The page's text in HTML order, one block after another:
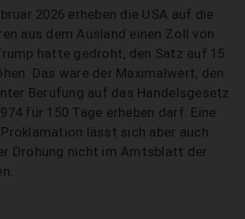
2026 erheben die USA auf die
aus dem Ausland einen Zoll von
hatte gedroht, den Satz auf 15
Das wäre der Maximalwert, den
Berufung auf das Handelsgesetz
für 150 Tage erheben darf. Eine
lässt sich aber auch
Drohung nicht im Amtsblatt der